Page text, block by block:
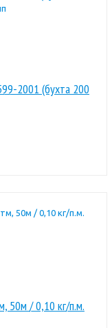
2001 (бухта 200
50м / 0,10 кг/п.м.